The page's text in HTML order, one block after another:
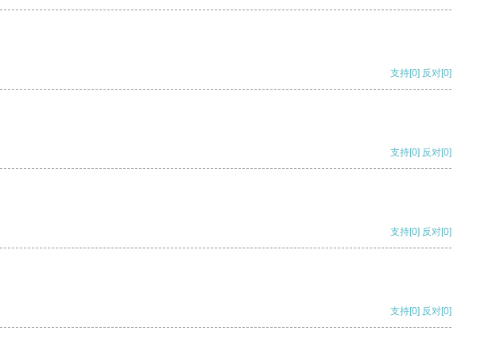
支持[0] 反对[0]
支持[0] 反对[0]
支持[0] 反对[0]
支持[0] 反对[0]